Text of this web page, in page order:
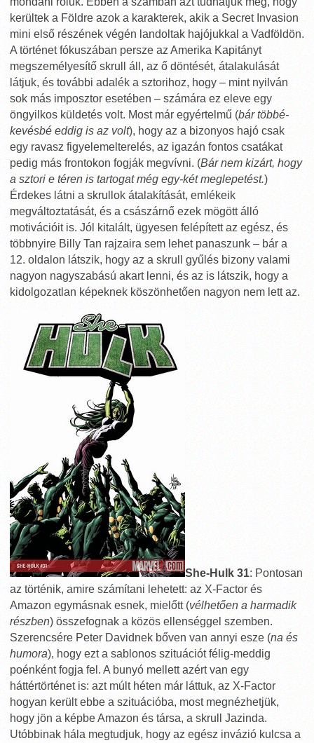
kerültek a Földre azok a karakterek, akik a Secret Invasion
mini első részének végén landoltak hajójukkal a Vadföldön.
A történet fókuszában persze az Amerika Kapitányt
megszemélyesítő skrull áll, az ő döntését, átalakulását
látjuk, és további adalék a sztorihoz, hogy – mint nyilván
sok más imposztor esetében – számára ez eleve egy
öngyilkos küldetés volt. Most már egyértelmű (bár többé-
kevésbé eddig is az volt), hogy az a bizonyos hajó csak
egy ravasz figyelemelterelés, az igazán fontos csatákat
pedig más frontokon fogják megvívni. (Bár nem kizárt, hogy
a sztori e téren is tartogat még egy-két meglepetést.)
Érdekes látni a skrullok átalakítását, emlékeik
megváltoztatását, és a császárnő ezek mögött álló
motivációit is. Jól kitalált, ügyesen felépített az egész, és
többnyire Billy Tan rajzaira sem lehet panaszunk – bár a
12. oldalon látszik, hogy az a skrull gyűlés bizony valami
nagyon nagyszabású akart lenni, és az is látszik, hogy a
kidolgozatlan képeknek köszönhetően nagyon nem lett az.
She-Hulk 31: Pontosan
az történik, amire számítani lehetett: az X-Factor és
Amazon egymásnak esnek, mielőtt (vélhetően a harmadik
részben) összefognak a közös ellenséggel szemben.
Szerencsére Peter Davidnek bőven van annyi esze (na és
humora), hogy ezt a sablonos szituációt félig-meddig
poénként fogja fel. A bunyó mellett azért van egy
háttértörténet is: azt múlt héten már láttuk, az X-Factor
hogyan került ebbe a szituációba, most megnézhetjük,
hogy jön a képbe Amazon és társa, a skrull Jazinda.
Utóbbinak hála megtudjuk, hogy az egész invázió kulcsa a